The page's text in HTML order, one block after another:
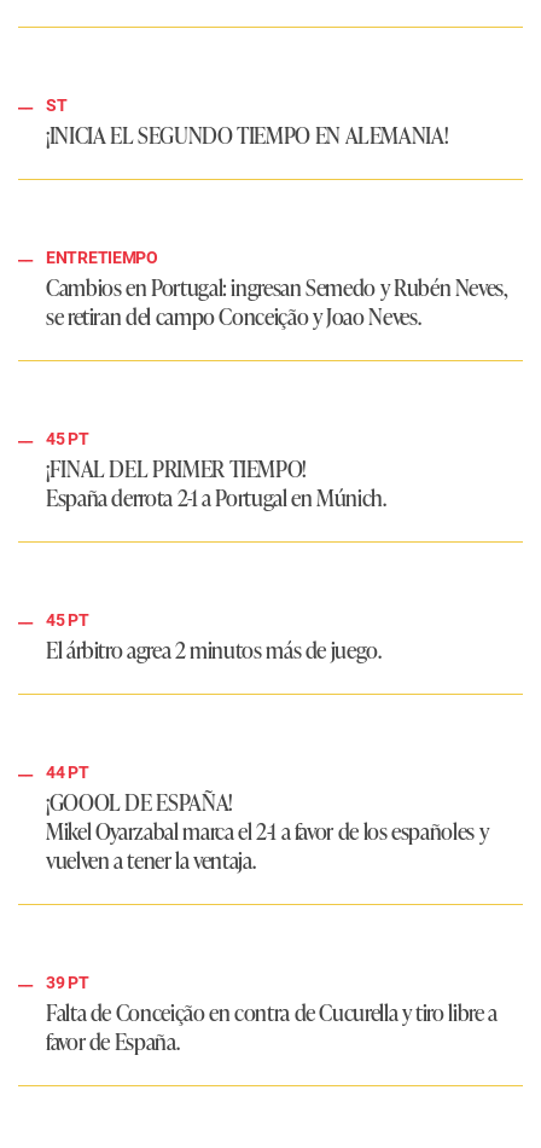
ST
¡INICIA EL SEGUNDO TIEMPO EN ALEMANIA!
ENTRETIEMPO
Cambios en Portugal: ingresan Semedo y Rubén Neves,
se retiran del campo Conceição y Joao Neves.
45 PT
¡FINAL DEL PRIMER TIEMPO!
España derrota 2-1 a Portugal en Múnich.
45 PT
El árbitro agrea 2 minutos más de juego.
44 PT
¡GOOOL DE ESPAÑA!
Mikel Oyarzabal marca el 2-1 a favor de los españoles y
vuelven a tener la ventaja.
39 PT
Falta de Conceição en contra de Cucurella y tiro libre a
favor de España.